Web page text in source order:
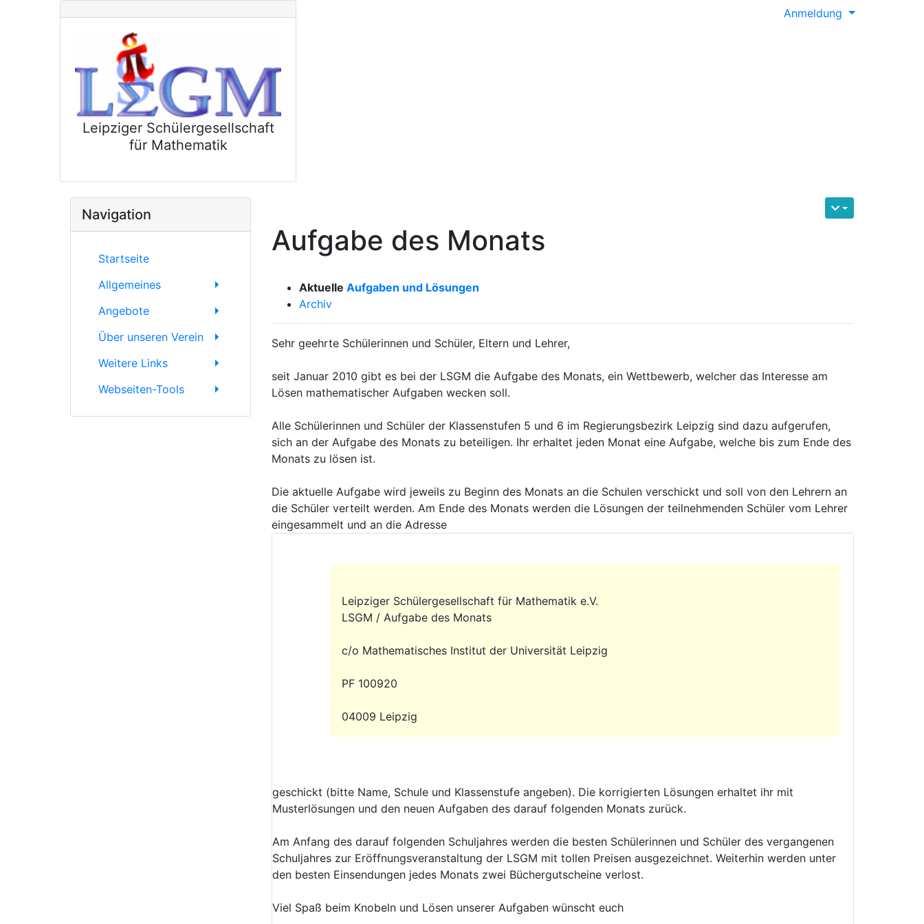
Leipziger Schülergesellschaft
für Mathematik
Anmeldung
Aufgabe des Monats
Aktuelle Aufgaben und Lösungen
Archiv
Sehr geehrte Schülerinnen und Schüler, Eltern und Lehrer,
seit Januar 2010 gibt es bei der LSGM die Aufgabe des Monats, ein Wettbewerb, welcher das Interesse am
Lösen mathematischer Aufgaben wecken soll.
Alle Schülerinnen und Schüler der Klassenstufen 5 und 6 im Regierungsbezirk Leipzig sind dazu aufgerufen,
sich an der Aufgabe des Monats zu beteiligen. Ihr erhaltet jeden Monat eine Aufgabe, welche bis zum Ende des
Monats zu lösen ist.
Die aktuelle Aufgabe wird jeweils zu Beginn des Monats an die Schulen verschickt und soll von den Lehrern an
die Schüler verteilt werden. Am Ende des Monats werden die Lösungen der teilnehmenden Schüler vom Lehrer
eingesammelt und an die Adresse
Leipziger Schülergesellschaft für Mathematik e.V.
LSGM / Aufgabe des Monats
c/o Mathematisches Institut der Universität Leipzig
PF 100920
04009 Leipzig
geschickt (bitte Name, Schule und Klassenstufe angeben). Die korrigierten Lösungen erhaltet ihr mit
Musterlösungen und den neuen Aufgaben des darauf folgenden Monats zurück.
Am Anfang des darauf folgenden Schuljahres werden die besten Schülerinnen und Schüler des vergangenen
Schuljahres zur Eröffnungsveranstaltung der LSGM mit tollen Preisen ausgezeichnet. Weiterhin werden unter
den besten Einsendungen jedes Monats zwei Büchergutscheine verlost.
Viel Spaß beim Knobeln und Lösen unserer Aufgaben wünscht euch
Navigation
Startseite
Allgemeines
Angebote
Über unseren Verein
Weitere Links
Webseiten-Tools